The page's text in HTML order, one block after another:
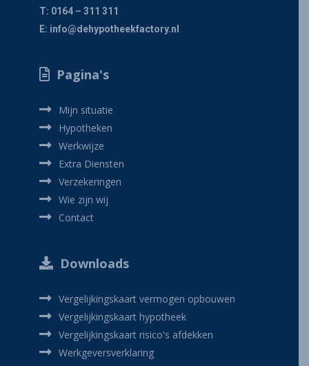
T: 0164 – 311 311
E: info@dehypotheekfactory.nl
Pagina's
Mijn situatie
Hypotheken
Werkwijze
Extra Diensten
Verzekeringen
Wie zijn wij
Contact
Downloads
Vergelijkingskaart vermogen opbouwen
Vergelijkingskaart hypotheek
Vergelijkingskaart risico's afdekken
Werkgeversverklaring